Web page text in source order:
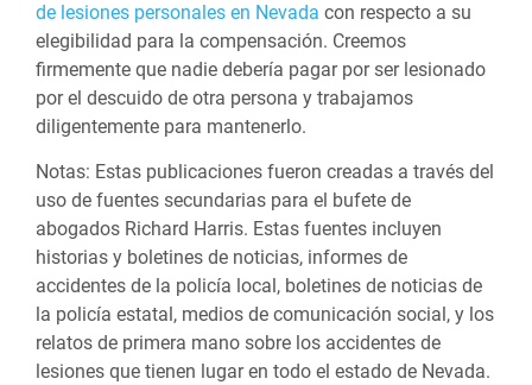
de lesiones personales en Nevada con respecto a su
elegibilidad para la compensación. Creemos
firmemente que nadie debería pagar por ser lesionado
por el descuido de otra persona y trabajamos
diligentemente para mantenerlo.
Notas: Estas publicaciones fueron creadas a través del
uso de fuentes secundarias para el bufete de
abogados Richard Harris. Estas fuentes incluyen
historias y boletines de noticias, informes de
accidentes de la policía local, boletines de noticias de
la policía estatal, medios de comunicación social, y los
relatos de primera mano sobre los accidentes de
lesiones que tienen lugar en todo el estado de Nevada.